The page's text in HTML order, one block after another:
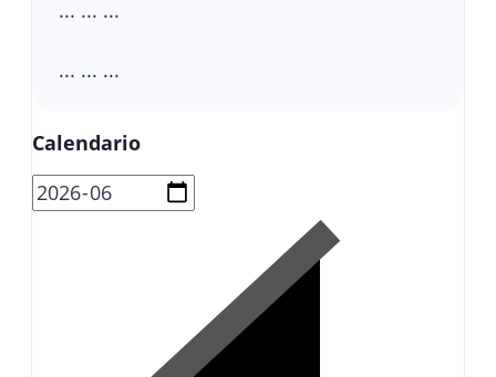
... ... ...
... ... ...
Calendario